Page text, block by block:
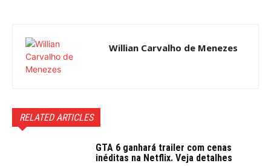
Willian Carvalho de Menezes
RELATED ARTICLES
GTA 6 ganhará trailer com cenas
inéditas na Netflix. Veja detalhes